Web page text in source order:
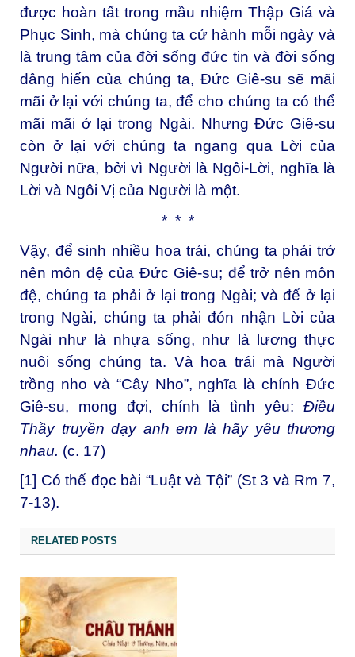
được hoàn tất trong mầu nhiệm Thập Giá và
Phục Sinh, mà chúng ta cử hành mỗi ngày và
là trung tâm của đời sống đức tin và đời sống
dâng hiến của chúng ta, Đức Giê-su sẽ mãi
mãi ở lại với chúng ta, để cho chúng ta có thể
mãi mãi ở lại trong Ngài. Nhưng Đức Giê-su
còn ở lại với chúng ta ngang qua Lời của
Người nữa, bởi vì Người là Ngôi-Lời, nghĩa là
Lời và Ngôi Vị của Người là một.
* * *
Vậy, để sinh nhiều hoa trái, chúng ta phải trở
nên môn đệ của Đức Giê-su; để trở nên môn
đệ, chúng ta phải ở lại trong Ngài; và để ở lại
trong Ngài, chúng ta phải đón nhận Lời của
Ngài như là nhựa sống, như là lương thực
nuôi sống chúng ta. Và hoa trái mà Người
trồng nho và “Cây Nho”, nghĩa là chính Đức
Giê-su, mong đợi, chính là tình yêu: Điều
Thầy truyền dạy anh em là hãy yêu thương
nhau. (c. 17)
[1] Có thể đọc bài “Luật và Tội” (St 3 và Rm 7,
7-13).
RELATED POSTS